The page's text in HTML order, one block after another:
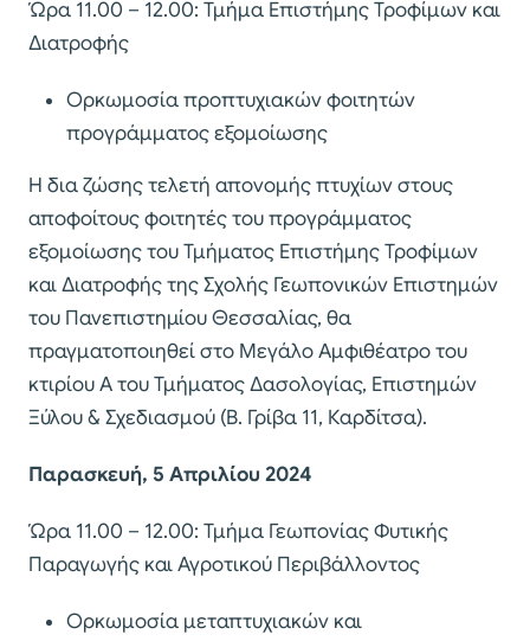
Ώρα 11.00 – 12.00: Τμήμα Επιστήμης Τροφίμων και
Διατροφής
Ορκωμοσία προπτυχιακών φοιτητών
προγράμματος εξομοίωσης
Η δια ζώσης τελετή απονομής πτυχίων στους
αποφοίτους φοιτητές του προγράμματος
εξομοίωσης του Τμήματος Επιστήμης Τροφίμων
και Διατροφής της Σχολής Γεωπονικών Επιστημών
του Πανεπιστημίου Θεσσαλίας, θα
πραγματοποιηθεί στο Μεγάλο Αμφιθέατρο του
κτιρίου Α του Τμήματος Δασολογίας, Επιστημών
Ξύλου & Σχεδιασμού (Β. Γρίβα 11, Καρδίτσα).
Παρασκευή, 5 Απριλίου 2024
Ώρα 11.00 – 12.00: Τμήμα Γεωπονίας Φυτικής
Παραγωγής και Αγροτικού Περιβάλλοντος
Ορκωμοσία μεταπτυχιακών και